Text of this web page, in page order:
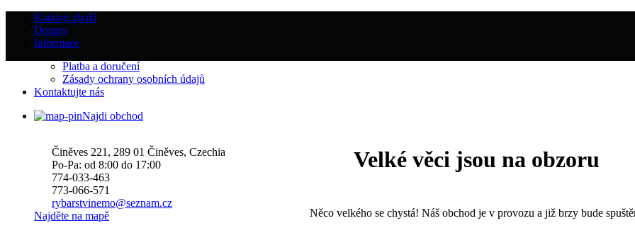
Katalog zboží
Domov
Informace
Platba a doručení
Zásady ochrany osobních údajů
Kontaktujte nás
Najdi obchod
Činěves 221, 289 01 Činěves, Czechia
Po-Pa: od 8:00 do 17:00
774-033-463
773-066-571
rybarstvinemo@seznam.cz
Najděte na mapě
Velké věci jsou na obzoru
Něco velkého se chystá! Náš obchod je v provozu a již brzy bude